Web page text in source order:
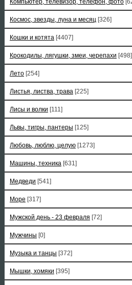
Компьютер, телевизор, телефон, фото
Космос, звезды, луна и месяц [326]
Кошки и котята [4407]
Крокодилы, лягушки, змеи, черепахи [498]
Лето [254]
Листья, листва, трава [225]
Лисы и волки [111]
Львы, тигры, пантеры [125]
Любовь, люблю, целую [1273]
Машины, техника [631]
Медведи [541]
Море [317]
Мужской день - 23 февраля [72]
Мужчины [0]
Музыка и танцы [372]
Мышки, хомяки [395]